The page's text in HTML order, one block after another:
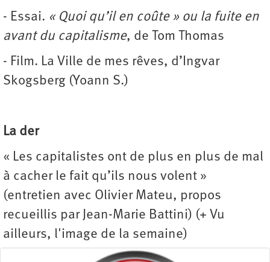
- Essai. « Quoi qu’il en coûte » ou la fuite en
avant du capitalisme, de Tom Thomas
- Film. La Ville de mes rêves, d’Ingvar
Skogsberg (Yoann S.)
La der
« Les capitalistes ont de plus en plus de mal
à cacher le fait qu’ils nous volent »
(entretien avec Olivier Mateu, propos
recueillis par Jean-Marie Battini) (+ Vu
ailleurs, l'image de la semaine)